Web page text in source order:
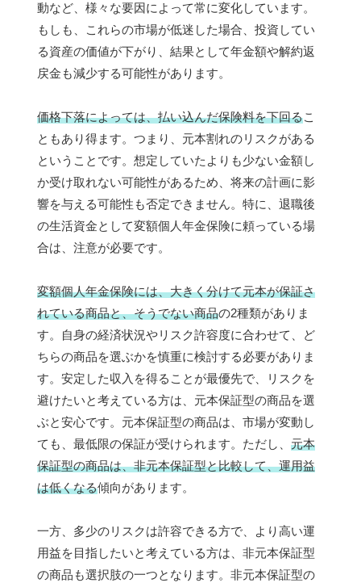
動など、様々な要因によって常に変化しています。
もしも、これらの市場が低迷した場合、投資してい
る資産の価値が下がり、結果として年金額や解約返
戻金も減少する可能性があります。
価格下落によっては、払い込んだ保険料を下回るこ
ともあり得ます。つまり、元本割れのリスクがある
ということです。想定していたよりも少ない金額し
か受け取れない可能性があるため、将来の計画に影
響を与える可能性も否定できません。特に、退職後
の生活資金として変額個人年金保険に頼っている場
合は、注意が必要です。
変額個人年金保険には、大きく分けて元本が保証さ
れている商品と、そうでない商品の2種類がありま
す。自身の経済状況やリスク許容度に合わせて、ど
ちらの商品を選ぶかを慎重に検討する必要がありま
す。安定した収入を得ることが最優先で、リスクを
避けたいと考えている方は、元本保証型の商品を選
ぶと安心です。元本保証型の商品は、市場が変動し
ても、最低限の保証が受けられます。ただし、 元本
保証型の商品は、非元本保証型と比較して、運用益
は低くなる傾向があります。
一方、多少のリスクは許容できる方で、より高い運
用益を目指したいと考えている方は、非元本保証型
の商品も選択肢の一つとなります。非元本保証型の